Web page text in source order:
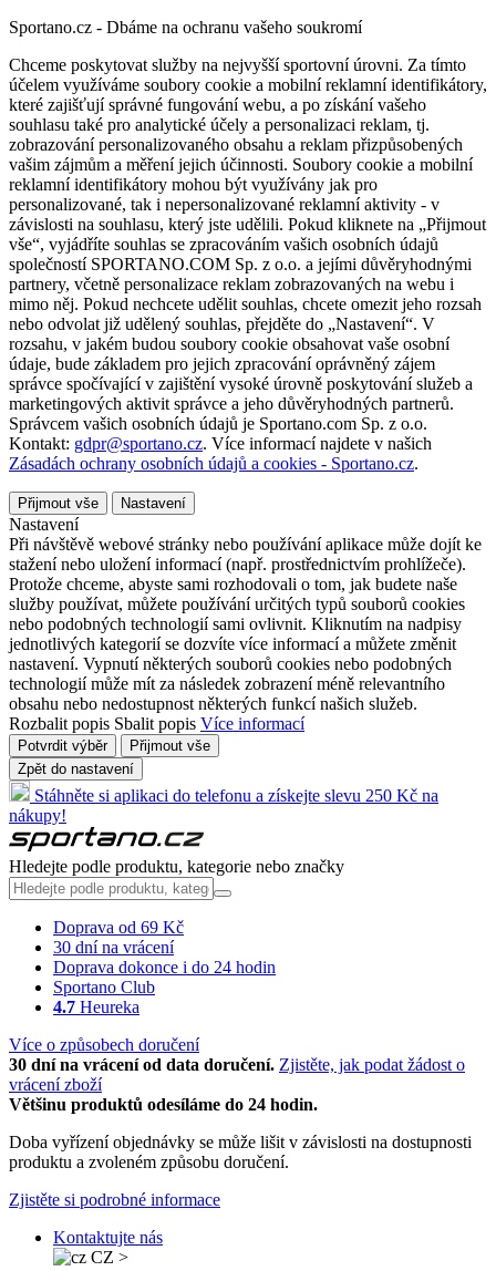
Sportano.cz - Dbáme na ochranu vašeho soukromí
Chceme poskytovat služby na nejvyšší sportovní úrovni. Za tímto
účelem využíváme soubory cookie a mobilní reklamní identifikátory,
které zajišťují správné fungování webu, a po získání vašeho
souhlasu také pro analytické účely a personalizaci reklam, tj.
zobrazování personalizovaného obsahu a reklam přizpůsobených
vašim zájmům a měření jejich účinnosti. Soubory cookie a mobilní
reklamní identifikátory mohou být využívány jak pro
personalizované, tak i nepersonalizované reklamní aktivity - v
závislosti na souhlasu, který jste udělili. Pokud kliknete na „Přijmout
vše“, vyjádříte souhlas se zpracováním vašich osobních údajů
společností SPORTANO.COM Sp. z o.o. a jejími důvěryhodnými
partnery, včetně personalizace reklam zobrazovaných na webu i
mimo něj. Pokud nechcete udělit souhlas, chcete omezit jeho rozsah
nebo odvolat již udělený souhlas, přejděte do „Nastavení“. V
rozsahu, v jakém budou soubory cookie obsahovat vaše osobní
údaje, bude základem pro jejich zpracování oprávněný zájem
správce spočívající v zajištění vysoké úrovně poskytování služeb a
marketingových aktivit správce a jeho důvěryhodných partnerů.
Správcem vašich osobních údajů je Sportano.com Sp. z o.o.
Kontakt: gdpr@sportano.cz. Více informací najdete v našich
Zásadách ochrany osobních údajů a cookies - Sportano.cz.
Přijmout vše Nastavení
Nastavení
Při návštěvě webové stránky nebo používání aplikace může dojít ke
stažení nebo uložení informací (např. prostřednictvím prohlížeče).
Protože chceme, abyste sami rozhodovali o tom, jak budete naše
služby používat, můžete používání určitých typů souborů cookies
nebo podobných technologií sami ovlivnit. Kliknutím na nadpisy
jednotlivých kategorií se dozvíte více informací a můžete změnit
nastavení. Vypnutí některých souborů cookies nebo podobných
technologií může mít za následek zobrazení méně relevantního
obsahu nebo nedostupnost některých funkcí našich služeb.
Rozbalit popis Sbalit popis Více informací
Potvrdit výběr
Přijmout vše
Zpět do nastavení
Stáhněte si aplikaci do telefonu a získejte slevu 250 Kč na
nákupy!
Hledejte podle produktu, kategorie nebo značky
Doprava od 69 Kč
30 dní na vrácení
Doprava dokonce i do 24 hodin
Sportano Club
4.7 Heureka
Více o způsobech doručení
30 dní na vrácení od data doručení. Zjistěte, jak podat žádost o
vrácení zboží
Většinu produktů odesíláme do 24 hodin.
Doba vyřízení objednávky se může lišit v závislosti na dostupnosti
produktu a zvoleném způsobu doručení.
Zjistěte si podrobné informace
Kontaktujte nás
CZ >